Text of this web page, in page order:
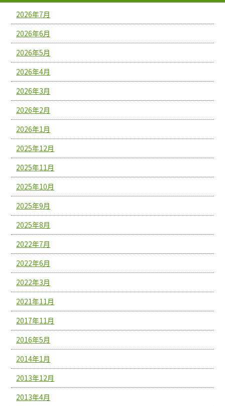
2026年7月
2026年6月
2026年5月
2026年4月
2026年3月
2026年2月
2026年1月
2025年12月
2025年11月
2025年10月
2025年9月
2025年8月
2022年7月
2022年6月
2022年3月
2021年11月
2017年11月
2016年5月
2014年1月
2013年12月
2013年4月